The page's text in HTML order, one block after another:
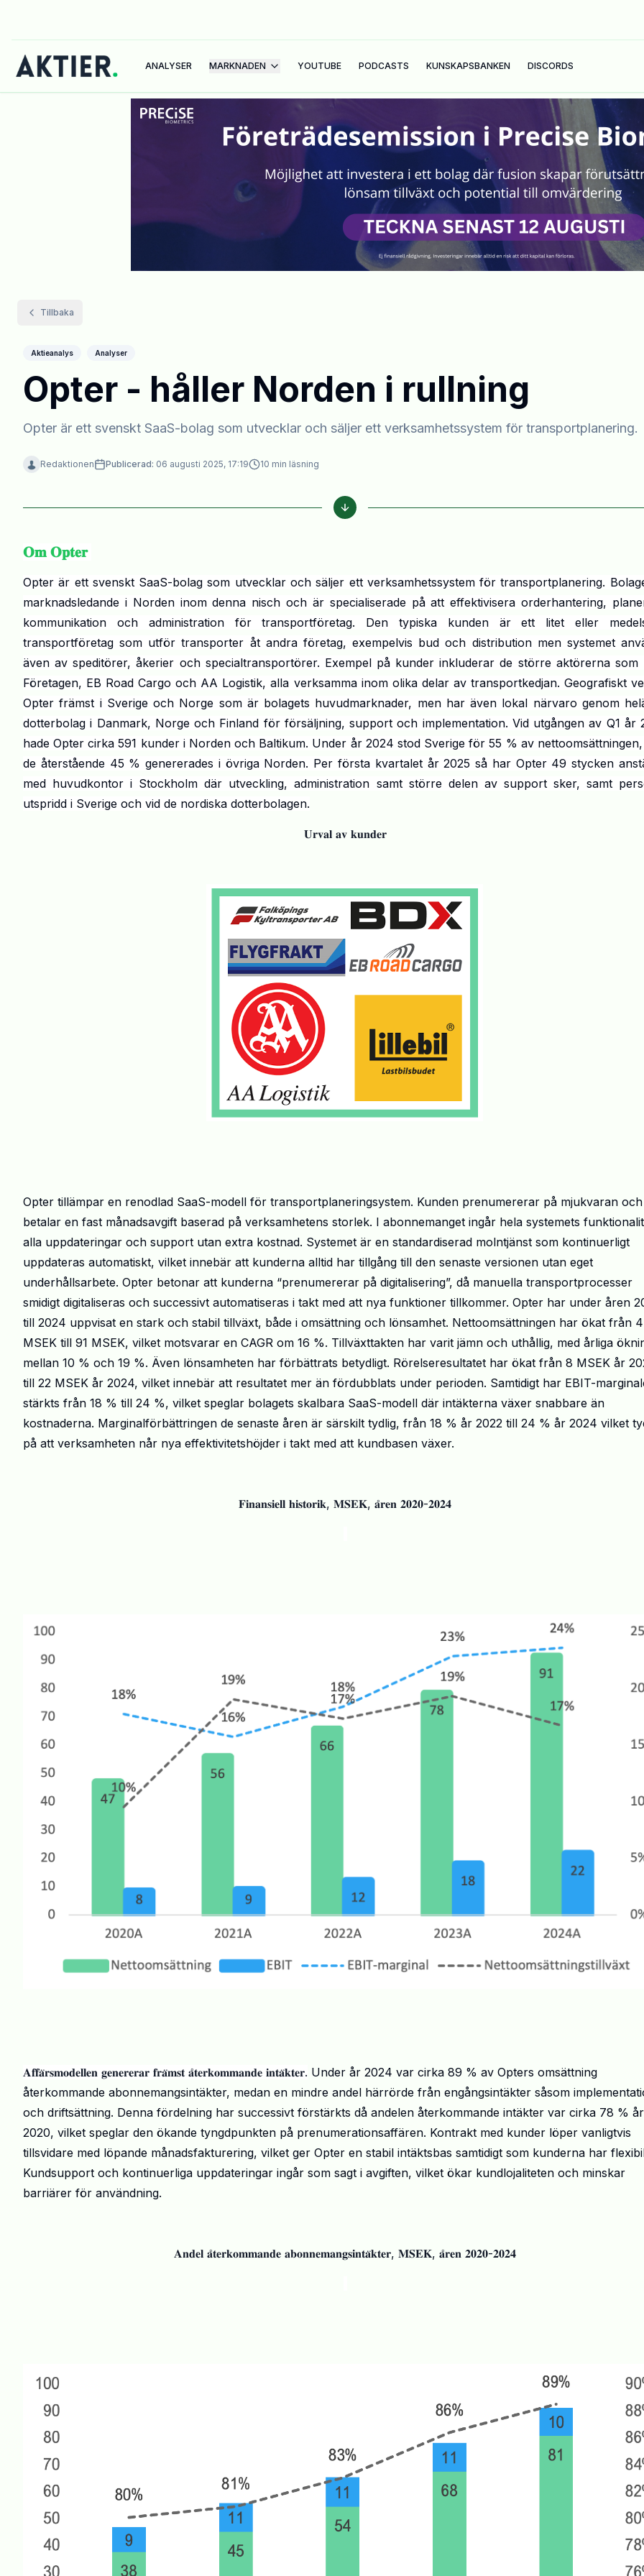
ANALYSER MARKNADEN YOUTUBE PODCASTS KUNSKAPSBANKEN DISCORDS
Tillbaka
Aktieanalys Analyser
Opter - håller Norden i rullning
Opter är ett svenskt SaaS-bolag som utvecklar och säljer ett verksamhetssystem för transportplanering.
Redaktionen Publicerad: 06 augusti 2025, 17:19 10 min läsning
𝐎𝐦 𝐎𝐩𝐭𝐞𝐫
Opter är ett svenskt SaaS-bolag som utvecklar och säljer ett verksamhetssystem för transportplanering.
marknadsledande i Norden inom denna nisch och är specialiserade på att effektivisera orderhantering,
kommunikation och administration för transportföretag. Den typiska kunden är ett litet eller
transportföretag som utför transporter åt andra företag, exempelvis bud och distribution men systemet
även av speditörer, åkerier och specialtransportörer. Exempel på kunder inkluderar de större aktörerna som
Företagen, EB Road Cargo och AA Logistik, alla verksamma inom olika delar av transportkedjan. Geografiskt
Opter främst i Sverige och Norge som är bolagets huvudmarknader, men har även lokal närvaro genom
dotterbolag i Danmark, Norge och Finland för försäljning, support och implementation. Vid utgången av Q1 år
hade Opter cirka 591 kunder i Norden och Baltikum. Under år 2024 stod Sverige för 55 % av
de återstående 45 % genererades i övriga Norden. Per första kvartalet år 2025 så har Opter 49 stycken
med huvudkontor i Stockholm där utveckling, administration samt större delen av support sker, samt
utspridd i Sverige och vid de nordiska dotterbolagen.
𝐔𝐫𝐯𝐚𝐥 𝐚𝐯 𝐤𝐮𝐧𝐝𝐞𝐫
Opter tillämpar en renodlad SaaS-modell för transportplaneringsystem. Kunden prenumererar på mjukvaran och
betalar en fast månadsavgift baserad på verksamhetens storlek. I abonnemanget ingår hela systemets
alla uppdateringar och support utan extra kostnad. Systemet är en standardiserad molntjänst som kontinuerligt
uppdateras automatiskt, vilket innebär att kunderna alltid har tillgång till den senaste versionen utan eget
underhållsarbete. Opter betonar att kunderna “prenumererar på digitalisering”, då manuella transportprocesser
smidigt digitaliseras och successivt automatiseras i takt med att nya funktioner tillkommer. Opter har under åren
till 2024 uppvisat en stark och stabil tillväxt, både i omsättning och lönsamhet. Nettoomsättningen har ökat från
MSEK till 91 MSEK, vilket motsvarar en CAGR om 16 %. Tillväxttakten har varit jämn och uthållig, med årliga
mellan 10 % och 19 %. Även lönsamheten har förbättrats betydligt. Rörelseresultatet har ökat från 8 MSEK år
till 22 MSEK år 2024, vilket innebär att resultatet mer än fördubblats under perioden. Samtidigt har EBIT-
stärkts från 18 % till 24 %, vilket speglar bolagets skalbara SaaS-modell där intäkterna växer snabbare än
kostnaderna. Marginalförbättringen de senaste åren är särskilt tydlig, från 18 % år 2022 till 24 % år 2024 vilket
på att verksamheten når nya effektivitetshöjder i takt med att kundbasen växer.
𝐅𝐢𝐧𝐚𝐧𝐬𝐢𝐞𝐥𝐥 𝐡𝐢𝐬𝐭𝐨𝐫𝐢𝐤, 𝐌𝐒𝐄𝐊, 𝐚̊𝐫𝐞𝐧 𝟐𝟎𝟐𝟎-𝟐𝟎𝟐𝟒
𝐀𝐟𝐟𝐚̈𝐫𝐬𝐦𝐨𝐝𝐞𝐥𝐥𝐞𝐧 𝐠𝐞𝐧𝐞𝐫𝐞𝐫𝐚𝐫 𝐟𝐫𝐚̈𝐦𝐬𝐭 𝐚̊𝐭𝐞𝐫𝐤𝐨𝐦𝐦𝐚𝐧𝐝𝐞 𝐢𝐧𝐭𝐚̈𝐤𝐭𝐞𝐫. Under år 2024 var cirka 89 % av Opters omsättning
återkommande abonnemangsintäkter, medan en mindre andel härrörde från engångsintäkter såsom
och driftsättning. Denna fördelning har successivt förstärkts då andelen återkommande intäkter var cirka 78 % år
2020, vilket speglar den ökande tyngdpunkten på prenumerationsaffären. Kontrakt med kunder löper vanligtvis
tillsvidare med löpande månadsfakturering, vilket ger Opter en stabil intäktsbas samtidigt som kunderna har
Kundsupport och kontinuerliga uppdateringar ingår som sagt i avgiften, vilket ökar kundlojaliteten och minskar
barriärer för användning.
𝐀𝐧𝐝𝐞𝐥 𝐚̊𝐭𝐞𝐫𝐤𝐨𝐦𝐦𝐚𝐧𝐝𝐞 𝐚𝐛𝐨𝐧𝐧𝐞𝐦𝐚𝐧𝐠𝐬𝐢𝐧𝐭𝐚̈𝐤𝐭𝐞𝐫, 𝐌𝐒𝐄𝐊, 𝐚̊𝐫𝐞𝐧 𝟐𝟎𝟐𝟎-𝟐𝟎𝟐𝟒